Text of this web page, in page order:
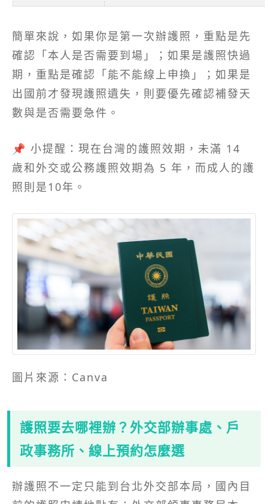
簡單來說，如果你是第一次辦護照，重點是先
確認「本人是否需要到場」；如果是護照快過
期，重點是確認「能不能線上申換」；如果是
出國前才發現護照遺失，則要優先確認補發天
數與是否需要急件。
📌 小提醒：現在台灣的護照效期，未滿 14
歲和外交或公務護照效期為 5 年，而成人的護
照則是10年。
圖片來源：Canva
護照要去哪裡辦？外交部辦事處、戶
政事務所、線上預約怎麼選
辦護照不一定只能到台北外交部本局，國內目